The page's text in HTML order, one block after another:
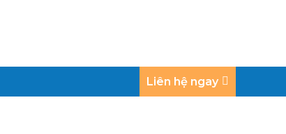
Liên hệ ngay